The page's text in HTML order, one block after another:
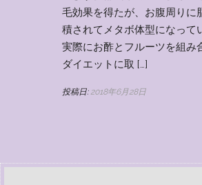
毛効果を得たが、お腹周りに
積されてメタボ体型になって
実際にお酢とフルーツを組み
ダイエットに取 […]
投稿日: 2018年6月28日